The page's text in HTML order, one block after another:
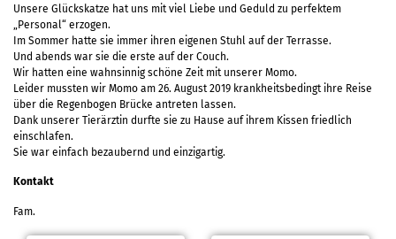
Unsere Glückskatze hat uns mit viel Liebe und Geduld zu perfektem
„Personal“ erzogen.
Im Sommer hatte sie immer ihren eigenen Stuhl auf der Terrasse.
Und abends war sie die erste auf der Couch.
Wir hatten eine wahnsinnig schöne Zeit mit unserer Momo.
Leider mussten wir Momo am 26. August 2019 krankheitsbedingt ihre Reise
über die Regenbogen Brücke antreten lassen.
Dank unserer Tierärztin durfte sie zu Hause auf ihrem Kissen friedlich
einschlafen.
Sie war einfach bezaubernd und einzigartig.
Kontakt
Fam.